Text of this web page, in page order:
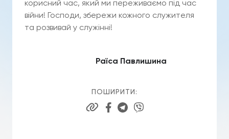
корисний час, який ми переживаємо під час
війни! Господи, збережи кожного служителя
та розвивай у служінні!
Раїса Павлишина
ПОШИРИТИ: